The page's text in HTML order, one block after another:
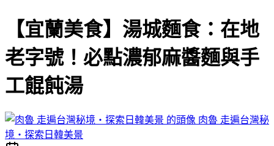
【宜蘭美食】湯城麵食：在地
老字號！必點濃郁麻醬麵與手
工餛飩湯
肉魯 走遍台灣秘
境・探索日韓美景